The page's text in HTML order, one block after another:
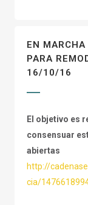
EN
PARA
16/10/16
El objetivo es
consensuar
abiertas
http://
cia/